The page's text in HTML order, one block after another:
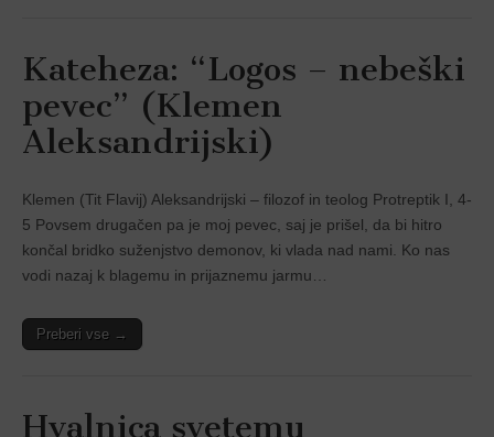
Kateheza: “Logos – nebeški
pevec” (Klemen
Aleksandrijski)
Klemen (Tit Flavij) Aleksandrijski – filozof in teolog Protreptik I, 4-
5 Povsem drugačen pa je moj pevec, saj je prišel, da bi hitro
končal bridko suženjstvo demonov, ki vlada nad nami. Ko nas
vodi nazaj k blagemu in prijaznemu jarmu…
Preberi vse →
Hvalnica svetemu